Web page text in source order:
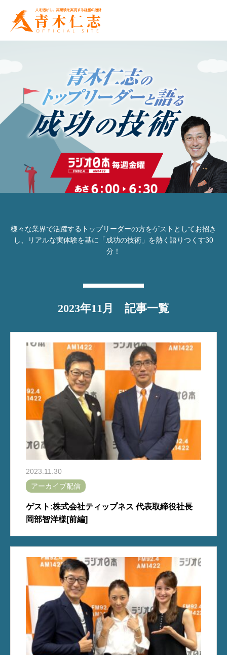
様々な業界で活躍するトップリーダーの方をゲストとしてお招き
し、リアルな実体験を基に
「成功の技術」を熱く語りつくす30
分！
2023年11月 記事一覧
2023.11.30
アーカイブ配信
ゲスト:株式会社ティップネス 代表取締役社長
岡部智洋様[前編]